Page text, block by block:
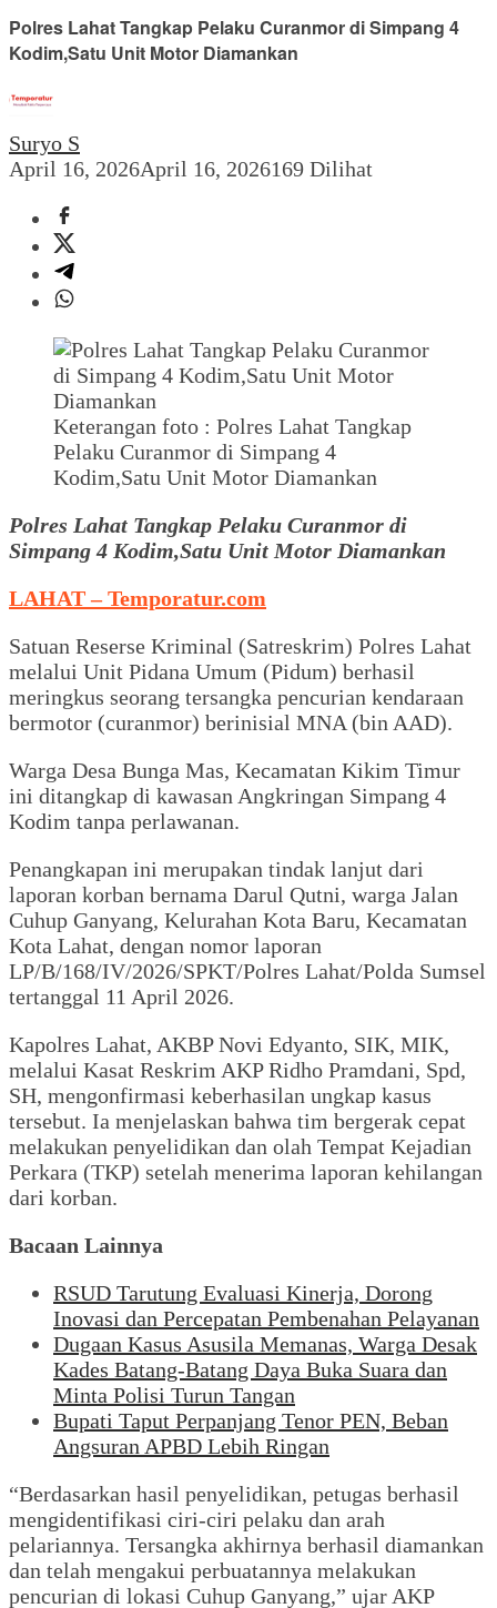
Polres Lahat Tangkap Pelaku Curanmor di Simpang 4
Kodim,Satu Unit Motor Diamankan
Suryo S
April 16, 2026April 16, 2026169 Dilihat
Keterangan foto : Polres Lahat Tangkap
Pelaku Curanmor di Simpang 4
Kodim,Satu Unit Motor Diamankan
Polres Lahat Tangkap Pelaku Curanmor di
Simpang 4 Kodim,Satu Unit Motor Diamankan
LAHAT – Temporatur.com
Satuan Reserse Kriminal (Satreskrim) Polres Lahat
melalui Unit Pidana Umum (Pidum) berhasil
meringkus seorang tersangka pencurian kendaraan
bermotor (curanmor) berinisial MNA (bin AAD).
Warga Desa Bunga Mas, Kecamatan Kikim Timur
ini ditangkap di kawasan Angkringan Simpang 4
Kodim tanpa perlawanan.
Penangkapan ini merupakan tindak lanjut dari
laporan korban bernama Darul Qutni, warga Jalan
Cuhup Ganyang, Kelurahan Kota Baru, Kecamatan
Kota Lahat, dengan nomor laporan
LP/B/168/IV/2026/SPKT/Polres Lahat/Polda Sumsel
tertanggal 11 April 2026.
Kapolres Lahat, AKBP Novi Edyanto, SIK, MIK,
melalui Kasat Reskrim AKP Ridho Pramdani, Spd,
SH, mengonfirmasi keberhasilan ungkap kasus
tersebut. Ia menjelaskan bahwa tim bergerak cepat
melakukan penyelidikan dan olah Tempat Kejadian
Perkara (TKP) setelah menerima laporan kehilangan
dari korban.
Bacaan Lainnya
RSUD Tarutung Evaluasi Kinerja, Dorong
Inovasi dan Percepatan Pembenahan Pelayanan
Dugaan Kasus Asusila Memanas, Warga Desak
Kades Batang-Batang Daya Buka Suara dan
Minta Polisi Turun Tangan
Bupati Taput Perpanjang Tenor PEN, Beban
Angsuran APBD Lebih Ringan
“Berdasarkan hasil penyelidikan, petugas berhasil
mengidentifikasi ciri-ciri pelaku dan arah
pelariannya. Tersangka akhirnya berhasil diamankan
dan telah mengakui perbuatannya melakukan
pencurian di lokasi Cuhup Ganyang,” ujar AKP